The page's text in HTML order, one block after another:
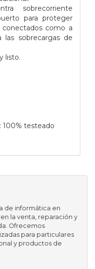
sobrecorriente
para proteger
como a
las sobrecargas de
listo.
100% testeado
de informática en
la venta, reparación y
Ofrecemos
para particulares
y productos de